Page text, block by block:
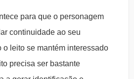
para que o personagem
continuidade ao seu
o leito se mantém interessado
precisa ser bastante